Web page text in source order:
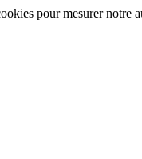
pour mesurer